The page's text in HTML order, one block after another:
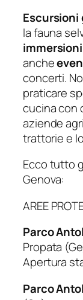
Escursioni
la fauna
immersioni
anche
concerti.
praticare
cucina con
aziende
trattorie e
Ecco tutto
Genova:
AREE
Parco
Propata
Apertura
Parco